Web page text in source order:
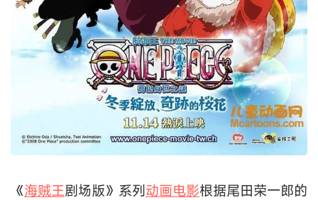
《海贼王剧场版》系列动画电影根据尾田荣一郎的